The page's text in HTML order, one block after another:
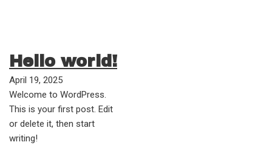
Hello world!
April 19, 2025
Welcome to WordPress.
This is your first post. Edit
or delete it, then start
writing!